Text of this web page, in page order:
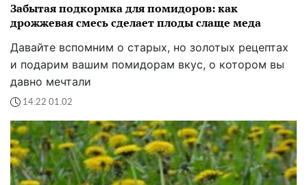
Забытая подкормка для помидоров: как
дрожжевая смесь сделает плоды слаще меда
Давайте вспомним о старых, но золотых рецептах
и подарим вашим помидорам вкус, о котором вы
давно мечтали
14:22 01.02